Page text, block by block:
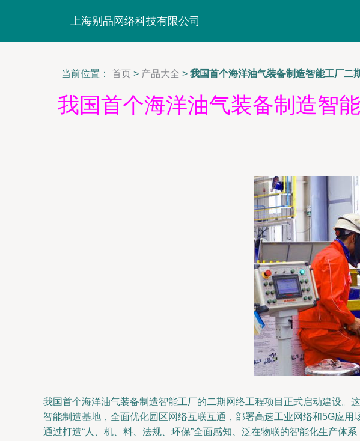
上海别品网络科技有限公司
当前位置： 首页 > 产品大全 > 我国首个海洋油气装备制造智能工厂二
我国首个海洋油气装备制造智
我国首个海洋油气装备制造智能工厂的二期网络工程项目正式启动建设。
智能制造基地，全面优化园区网络互联互通，部署高速工业网络和5G应
通过打造“人、机、料、法规、环保”全面感知、泛在物联的智能化生产体